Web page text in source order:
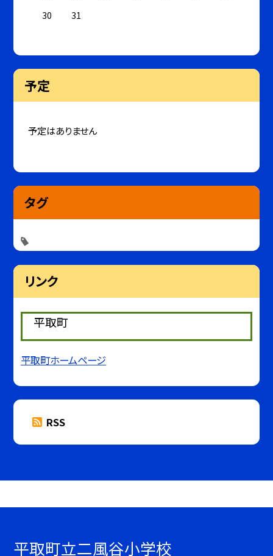
30
31
予定
予定はありません
タグ
リンク
平取町
平取町ホームページ
RSS
平取町立二風谷小学校